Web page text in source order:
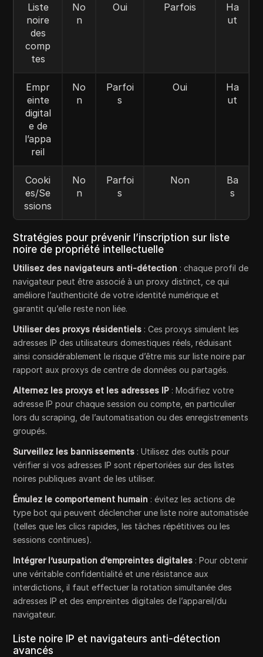
Liste
noire
des
comp
tes
No
n
Oui Parfois
Ha
ut
Empr
einte
digital
e de
l’appa
reil
No
n
Parfoi
s
Oui
Ha
ut
Cooki
es/Se
ssions
No
n
Parfoi
s
Non
Ba
s
Stratégies pour prévenir l’inscription sur liste
noire de propriété intellectuelle
Utilisez des navigateurs anti-détection : chaque profil de
navigateur peut être associé à un proxy distinct, ce qui
améliore l’authenticité de votre identité numérique et
garantit qu’elle reste non liée.
Utiliser des proxys résidentiels : Ces proxys simulent les
adresses IP des utilisateurs domestiques réels, réduisant
ainsi considérablement le risque d’être mis sur liste noire par
rapport aux proxys de centre de données ou partagés.
Alternez les proxys et les adresses IP : Modifiez votre
adresse IP pour chaque session ou compte, en particulier
lors du scraping, de l’automatisation ou des enregistrements
groupés.
Surveillez les bannissements : Utilisez des outils pour
vérifier si vos adresses IP sont répertoriées sur des listes
noires publiques avant de les utiliser.
Émulez le comportement humain : évitez les actions de
type bot qui peuvent déclencher une liste noire automatisée
(telles que les clics rapides, les tâches répétitives ou les
sessions continues).
Intégrer l’usurpation d’empreintes digitales : Pour obtenir
une véritable confidentialité et une résistance aux
interdictions, il faut effectuer la rotation simultanée des
adresses IP et des empreintes digitales de l’appareil/du
navigateur.
Liste noire IP et navigateurs anti-détection
avancés